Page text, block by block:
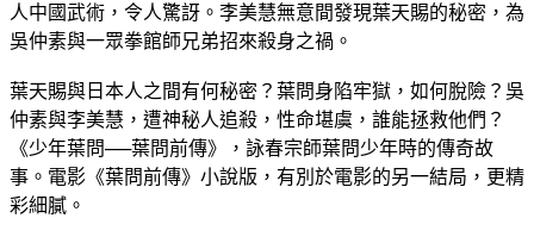
人中國武術，令人驚訝。李美慧無意間發現葉天賜的秘密，為
吳仲素與一眾拳館師兄弟招來殺身之禍。
葉天賜與日本人之間有何秘密？葉問身陷牢獄，如何脫險？吳
仲素與李美慧，遭神秘人追殺，性命堪虞，誰能拯救他們？
《少年葉問──葉問前傳》，詠春宗師葉問少年時的傳奇故
事。電影《葉問前傳》小說版，有別於電影的另一結局，更精
彩細膩。